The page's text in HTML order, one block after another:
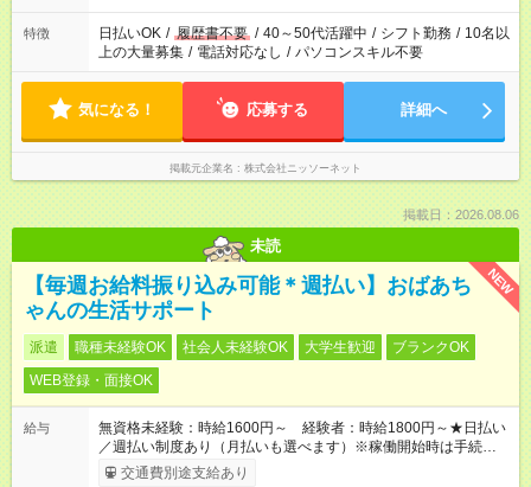
特徴 日払いOK / 履歴書不要 / 40～50代活躍中 / シフト勤務 / 10名以
上の大量募集 / 電話対応なし / パソコンスキル不要
気になる！ 応募する 詳細へ
掲載元企業名 株式会社ニッソーネット
掲載日：2026.08.06
未読
NEW
【毎週お給料振り込み可能＊週払い】おばあち
ゃんの生活サポート
派遣 職種未経験OK 社会人未経験OK 大学生歓迎
ブランクOK
WEB登録・面接OK
給与
無資格未経験：時給1600円～ 経験者：時給1800円～★日払い
／週払い制度あり（月払いも選べます）※稼働開始時は手続き完
了次第のお支払いとなります。
交通費別途支給あり